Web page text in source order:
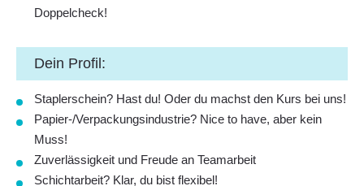
Doppelcheck!
Dein Profil:
Staplerschein? Hast du! Oder du machst den Kurs bei uns!
Papier-/Verpackungsindustrie? Nice to have, aber kein
Muss!
Zuverlässigkeit und Freude an Teamarbeit
Schichtarbeit? Klar, du bist flexibel!